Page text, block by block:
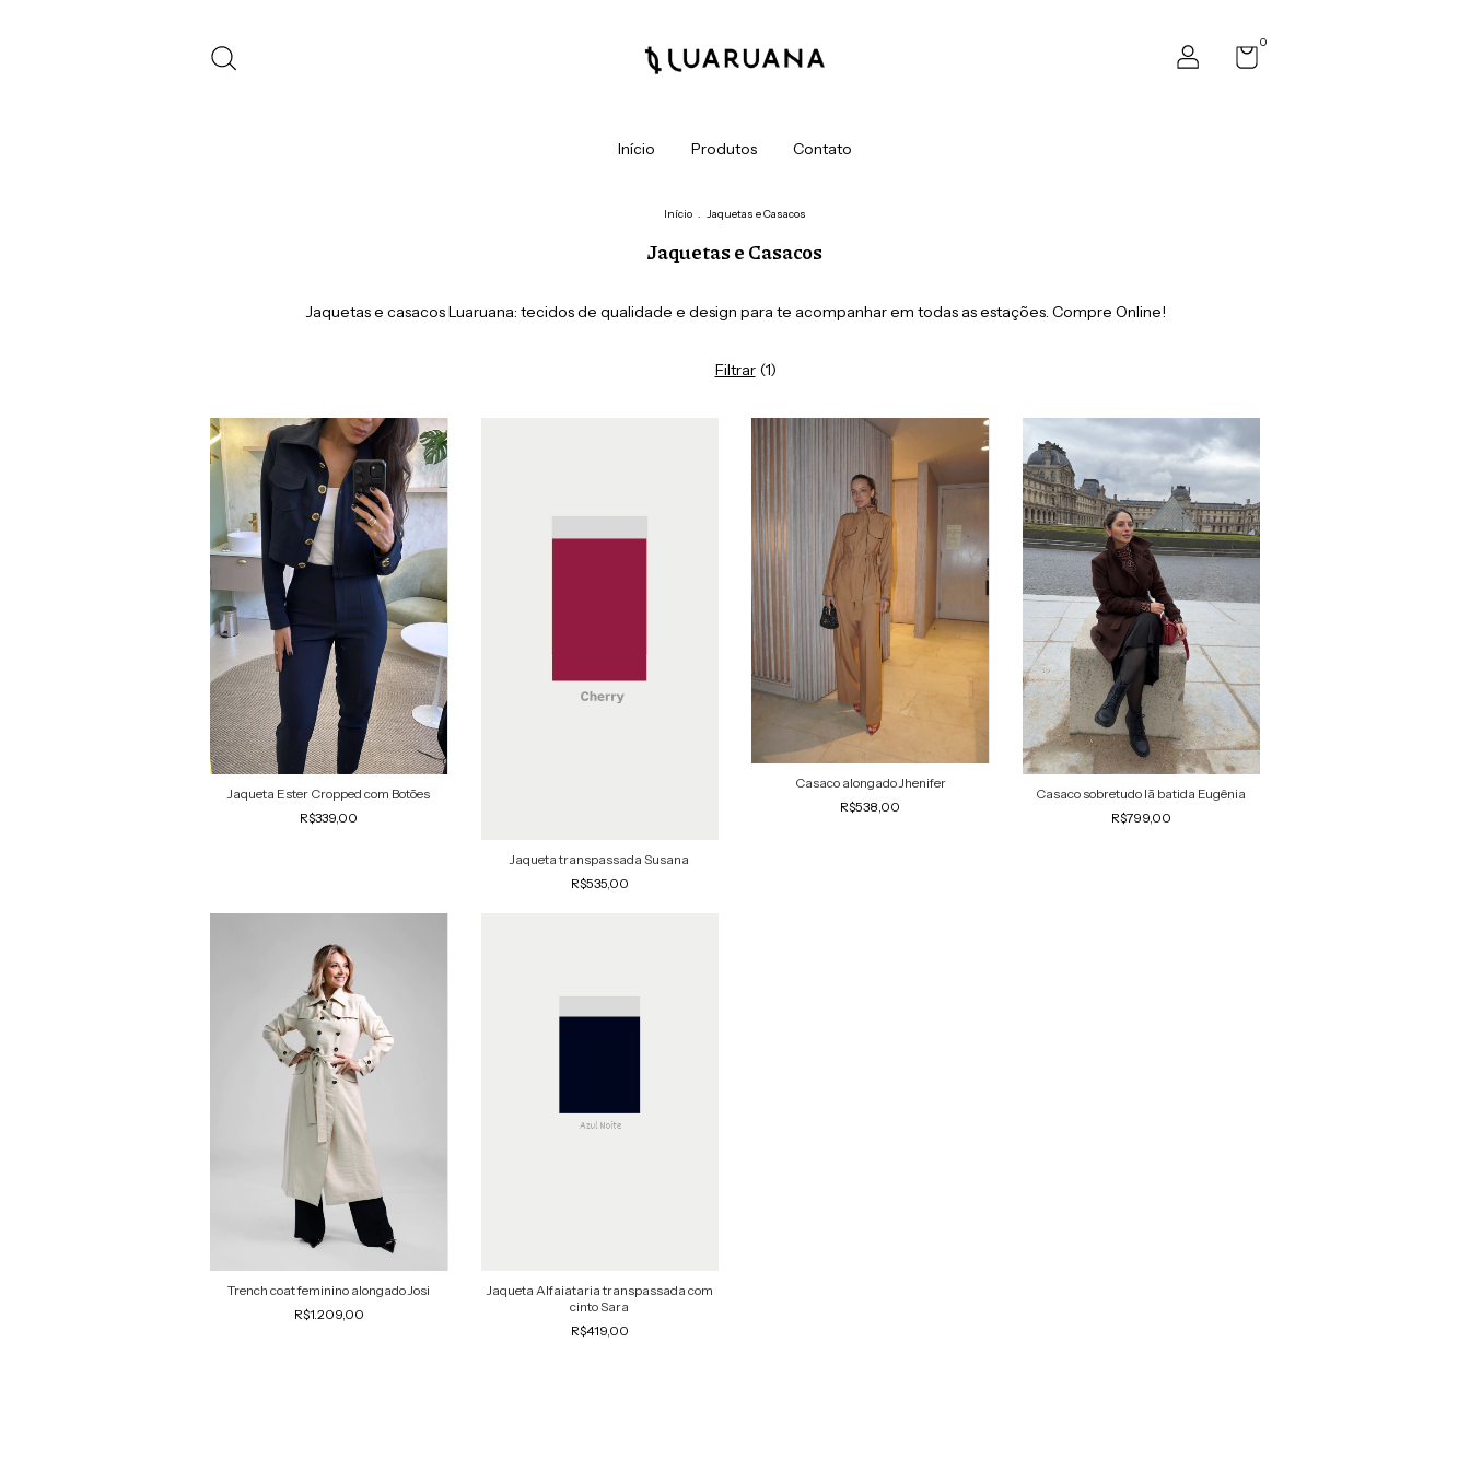
0
Início Produtos Contato
Início . Jaquetas e Casacos
Jaquetas e Casacos
Jaquetas e casacos Luaruana: tecidos de qualidade e design para te acompanhar em todas as estações. Compre Online!
Filtrar (1)
Jaqueta Ester Cropped com Botões
R$339,00
Jaqueta transpassada Susana
R$535,00
Casaco alongado Jhenifer
R$538,00
Casaco sobretudo lã batida Eugênia
R$799,00
Trench coat feminino alongado Josi
R$1.209,00
Jaqueta Alfaiataria transpassada com
cinto Sara
R$419,00